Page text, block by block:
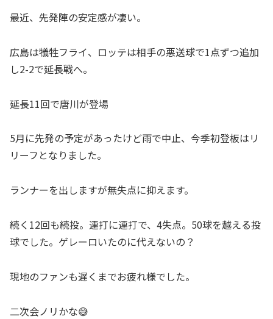
最近、先発陣の安定感が凄い。
広島は犠牲フライ、ロッテは相手の悪送球で1点ずつ追加
し2-2で延長戦へ。
延長11回で唐川が登場
5月に先発の予定があったけど雨で中止、今季初登板はリ
リーフとなりました。
ランナーを出しますが無失点に抑えます。
続く12回も続投。連打に連打で、4失点。50球を越える投
球でした。ゲレーロいたのに代えないの？
現地のファンも遅くまでお疲れ様でした。
二次会ノリかな😅